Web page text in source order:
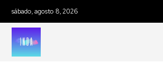
sábado, agosto 8, 2026